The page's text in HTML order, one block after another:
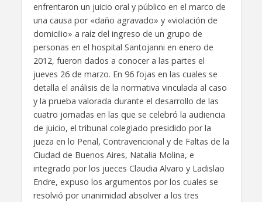
enfrentaron un juicio oral y público en el marco de
una causa por «daño agravado» y «violación de
domicilio» a raíz del ingreso de un grupo de
personas en el hospital Santojanni en enero de
2012, fueron dados a conocer a las partes el
jueves 26 de marzo. En 96 fojas en las cuales se
detalla el análisis de la normativa vinculada al caso
y la prueba valorada durante el desarrollo de las
cuatro jornadas en las que se celebró la audiencia
de juicio, el tribunal colegiado presidido por la
jueza en lo Penal, Contravencional y de Faltas de la
Ciudad de Buenos Aires, Natalia Molina, e
integrado por los jueces Claudia Alvaro y Ladislao
Endre, expuso los argumentos por los cuales se
resolvió por unanimidad absolver a los tres